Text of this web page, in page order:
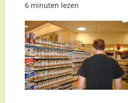
6 minuten lezen